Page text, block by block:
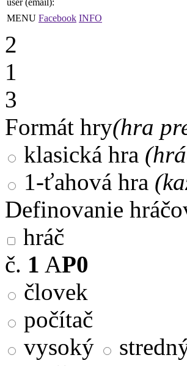
MENU Facebook INFO
2
1
3
Formát hry(hra
klasická hra
1-ťahová hra
Definovanie
hráč
č. 1 AP0
človek
počítač
vysoký